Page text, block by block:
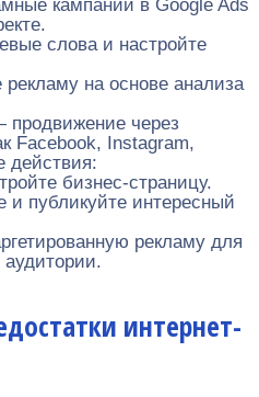
кампании в Google Ads
слова и настройте
на основе анализа
продвижение через
Facebook, Instagram,
действия:
бизнес-страницу.
и публикуйте интересный
рекламу для
аудитории.
интернет-